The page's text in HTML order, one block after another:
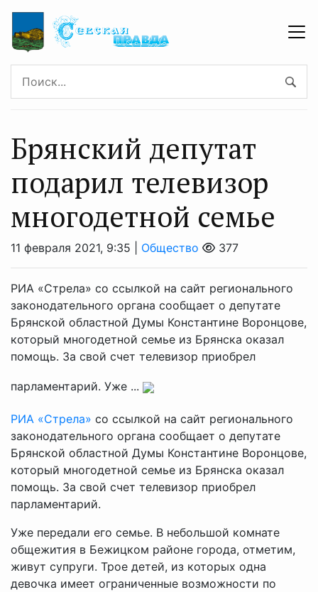
Брянский депутат
подарил телевизор
многодетной семье
11 февраля 2021, 9:35 | Общество 377
РИА «Стрела» со ссылкой на сайт регионального
законодательного органа сообщает о депутате
Брянской областной Думы Константине Воронцове,
который многодетной семье из Брянска оказал
помощь. За свой счет телевизор приобрел
парламентарий. Уже ...
РИА «Стрела» со ссылкой на сайт регионального
законодательного органа сообщает о депутате
Брянской областной Думы Константине Воронцове,
который многодетной семье из Брянска оказал
помощь. За свой счет телевизор приобрел
парламентарий.
Уже передали его семье. В небольшой комнате
общежития в Бежицком районе города, отметим,
живут супруги. Трое детей, из которых одна
девочка имеет ограниченные возможности по